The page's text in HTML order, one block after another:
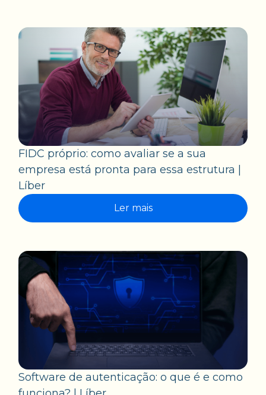
FIDC próprio: como avaliar se a sua
empresa está pronta para essa estrutura |
Líber
Ler mais
Software de autenticação: o que é e como